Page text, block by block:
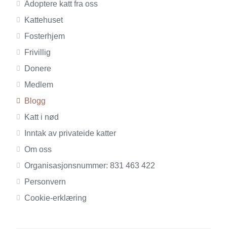
Adoptere katt fra oss
Kattehuset
Fosterhjem
Frivillig
Donere
Medlem
Blogg
Katt i nød
Inntak av privateide katter
Om oss
Organisasjonsnummer: 831 463 422
Personvern
Cookie-erklæring